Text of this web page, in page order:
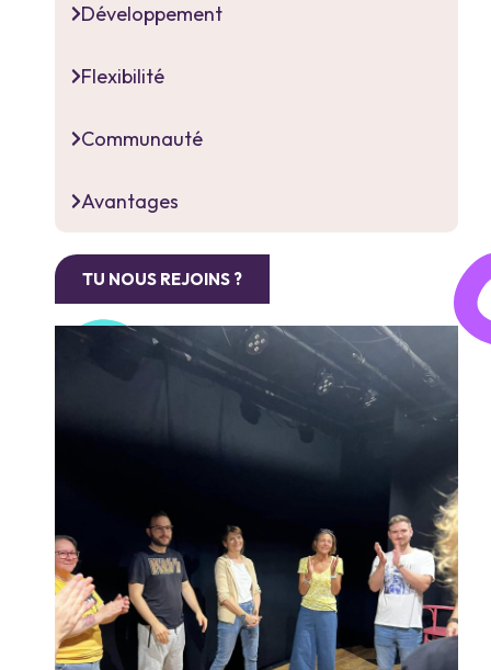
Développement
Flexibilité
Communauté
Avantages
TU NOUS REJOINS ?